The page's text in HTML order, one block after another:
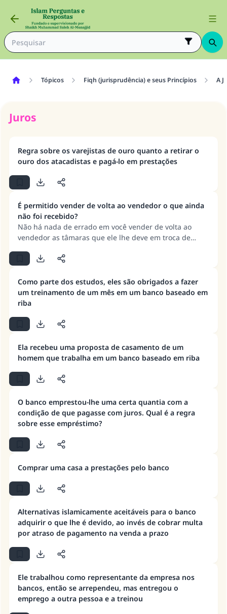
Tópicos Fiqh (jurisprudência) e seus Princípios A
Juros
Regra sobre os varejistas de ouro quanto a retirar o
ouro dos atacadistas e pagá-lo em prestações
É permitido vender de volta ao vendedor o que ainda
não foi recebido?
Não há nada de errado em você vender de volta ao
vendedor as tâmaras que ele lhe deve em troca de
Também não há nada de errado em adiar o pagamento
dinares, não há estipulação de que a troca deva ocorrer
no local, antes das partes se separarem.
Como parte dos estudos, eles são obrigados a fazer
um treinamento de um mês em um banco baseado em
riba
Ela recebeu uma proposta de casamento de um
homem que trabalha em um banco baseado em riba
O banco emprestou-lhe uma certa quantia com a
condição de que pagasse com juros. Qual é a regra
sobre esse empréstimo?
Comprar uma casa a prestações pelo banco
Alternativas islamicamente aceitáveis para o banco
adquirir o que lhe é devido, ao invés de cobrar multa
por atraso de pagamento na venda a prazo
Ele trabalhou como representante da empresa nos
bancos, então se arrependeu, mas entregou o
emprego a outra pessoa e a treinou
A resposta n° 110845 salvou um
Ajude-nos a responder à Ummah
O Profeta ﷺ disse,
"Quem quer que incentive outros a fazer o
que aqueles que o fazem."
(MUSLIM, 1893)